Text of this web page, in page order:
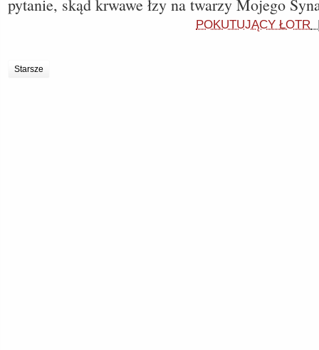
pytanie, skąd krwawe łzy na twarzy Mojego
POKUTUJĄCY ŁOTR
Starsze